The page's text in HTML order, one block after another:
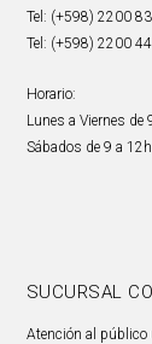
Tel: (+598) 2200
Tel: (+598) 2200 44
Horario:
Lunes a Viernes de
Sábados de 9 a
SUCURSAL
Atención al público